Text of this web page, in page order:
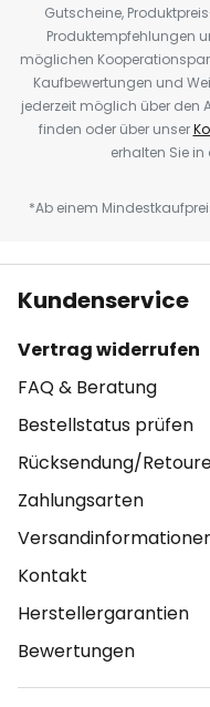
Gutscheine,
Produktempfehlungen
möglichen
Kaufbewertungen und
jederzeit möglich über den
finden oder über unser
erhalten Sie in
*Ab einem
Kundenservice
Vertrag widerrufen
FAQ & Beratung
Bestellstatus prüfen
Rücksendung/
Zahlungsarten
Kontakt
Herstellergarantien
Bewertungen